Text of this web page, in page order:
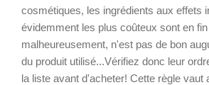
cosmétiques, les ingrédients aux effets
évidemment les plus coûteux sont en
malheureusement, n'est pas de bon
du produit utilisé...Vérifiez donc leur
la liste avant d'acheter! Cette règle vaut